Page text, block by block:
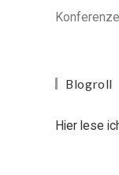
Blogroll
Hier lese